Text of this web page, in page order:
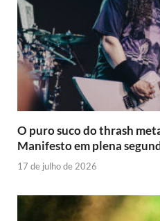
O puro suco do thrash
Manifesto em plena
17 de julho de 2026